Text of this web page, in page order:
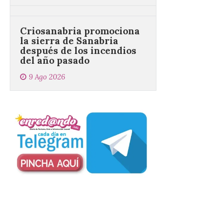
después de los incendios
del año pasado
9 Ago 2026
personas después de
que le selle el pasaporte,
de este modo también se colabora con el
comercio local sanabrés después de los
graves incendios de 2025. […]